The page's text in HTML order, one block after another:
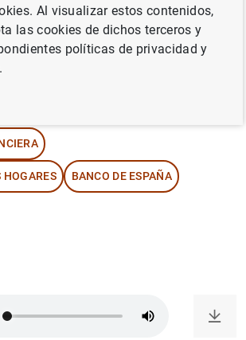
de los individuos y a la
sistema financiero en su
HOGARES BANCO DE ESPAÑA
Al visualizar estos contenidos,
las cookies de dichos terceros y
políticas de privacidad y